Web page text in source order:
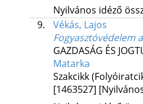
Nyilvános idéző
9.
Vékás, Lajos
Fogyasztóvédelem
GAZDASÁG ÉS
Matarka
Szakcikk
[1463527]